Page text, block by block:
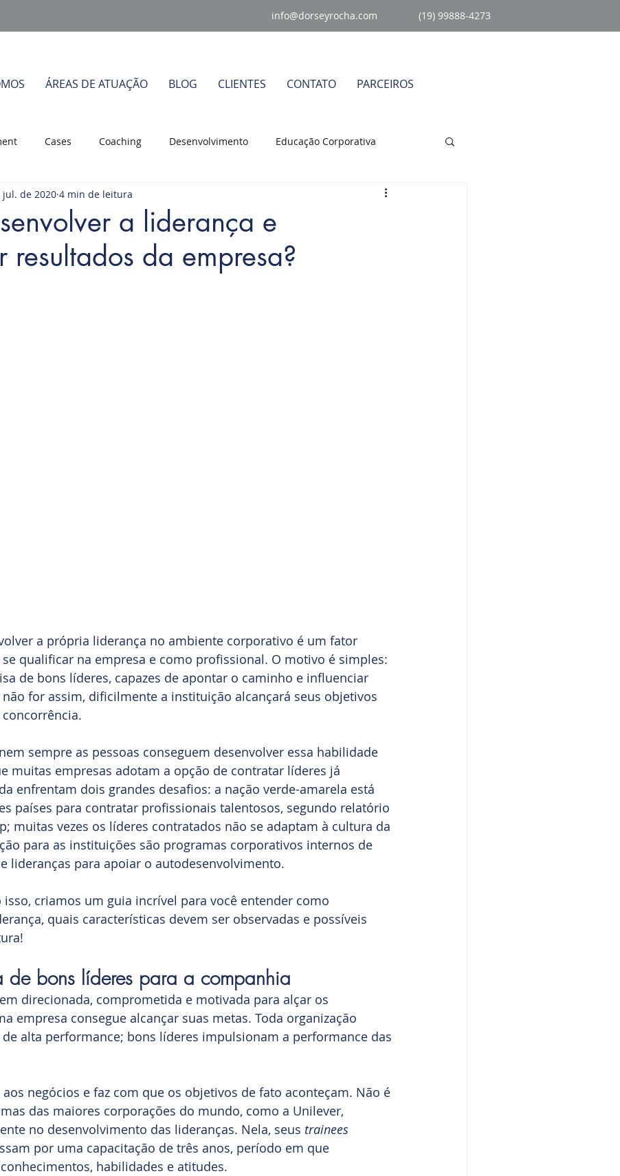
info@dorseyrocha.com (19) 99888-4273
ÁREAS DE ATUAÇÃO BLOG CLIENTES CONTATO PARCEIROS
Cases Coaching Desenvolvimento Educação Corporativa
Mudanças Organizacionais Sem Categoria
a liderança e
resultados da empresa?
jul. de 2020 4 min de leitura
a própria liderança no ambiente corporativo é um fator
qualificar na empresa e como profissional. O motivo é simples:
de bons líderes, capazes de apontar o caminho e influenciar
não for assim, dificilmente a instituição alcançará seus objetivos
concorrência.
sempre as pessoas conseguem desenvolver essa habilidade
muitas empresas adotam a opção de contratar líderes já
enfrentam dois grandes desafios: a nação verde-amarela está
países para contratar profissionais talentosos, segundo relatório
muitas vezes os líderes contratados não se adaptam à cultura da
para as instituições são programas corporativos internos de
lideranças para apoiar o autodesenvolvimento.
criamos um guia incrível para você entender como
quais características devem ser observadas e possíveis
de bons líderes para a companhia
direcionada, comprometida e motivada para alçar os
empresa consegue alcançar suas metas. Toda organização
de alta performance; bons líderes impulsionam a performance das
negócios e faz com que os objetivos de fato aconteçam. Não é
das maiores corporações do mundo, como a Unilever,
no desenvolvimento das lideranças. Nela, seus trainees
por uma capacitação de três anos, período em que
habilidades e atitudes.